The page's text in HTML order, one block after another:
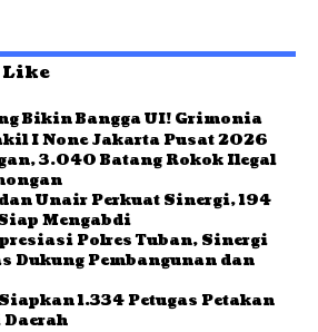
Like
Bikin Bangga UI! Grimonia
I None Jakarta Pusat 2026
3.040 Batang Rokok Ilegal
Unair Perkuat Sinergi, 194
Mengabdi
Polres Tuban, Sinergi
Dukung Pembangunan dan
1.334 Petugas Petakan